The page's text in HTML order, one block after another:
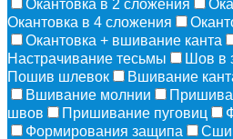
Окантовка в 2 сложения
Окантовка в 4 сложения
Окантовка + вшивание канта
Настрачивание тесьмы
Шов в
Пошив шлевок
Вшивание
Вшивание молнии
швов
Пришивание пуговиц
Формирования защипа